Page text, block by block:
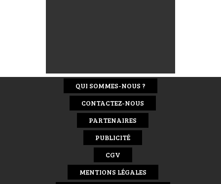
QUI SOMMES-NOUS ?
CONTACTEZ-NOUS
PARTENAIRES
PUBLICITÉ
CGV
MENTIONS LÉGALES